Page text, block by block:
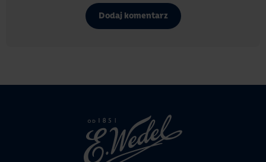
Dodaj komentarz
Strona
głowna
Wedel.pl